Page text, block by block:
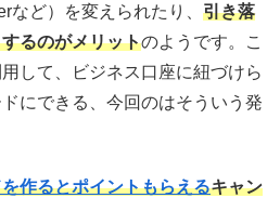
など）を変えられたり、 引き落
るのがメリットのようです。こ
して、ビジネス口座に紐づけら
にできる、今回のはそういう発
作るとポイントもらえるキャン